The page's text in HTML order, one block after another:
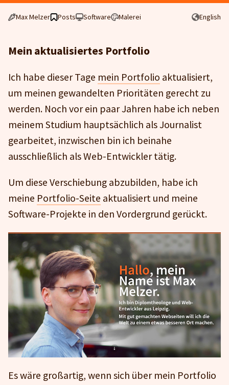
Max Melzer Posts Software Malerei English
Mein aktualisiertes Portfolio
Ich habe dieser Tage mein Portfolio aktualisiert,
um meinen gewandelten Prioritäten gerecht zu
werden. Noch vor ein paar Jahren habe ich neben
meinem Studium hauptsächlich als Journalist
gearbeitet, inzwischen bin ich beinahe
ausschließlich als Web-Entwickler tätig.
Um diese Verschiebung abzubilden, habe ich
meine Portfolio-Seite aktualisiert und meine
Software-Projekte in den Vordergrund gerückt.
Es wäre großartig, wenn sich über mein Portfolio